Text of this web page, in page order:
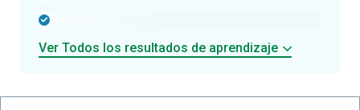
Ver Todos los resultados de aprendizaje